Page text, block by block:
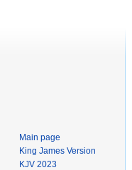
Main page
King James Version
KJV 2023